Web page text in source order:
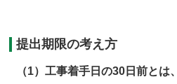
提出期限の考え方
（1）工事着手日の30日前と